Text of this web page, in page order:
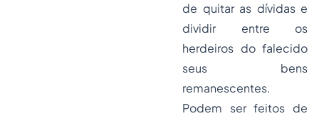
de quitar as dívidas e
dividir entre os
herdeiros do falecido
seus bens
remanescentes.
Podem ser feitos de